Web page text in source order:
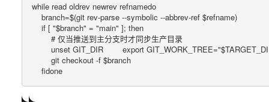
while read oldrev newrev refnamedo
branch=$(git rev-parse --symbolic --abbrev-ref $refname)
if [ "$branch" = "main" ]; then
# 仅当推送到主分支时才同步生产目录
unset GIT_DIR        export
git checkout -f $branch
fidone